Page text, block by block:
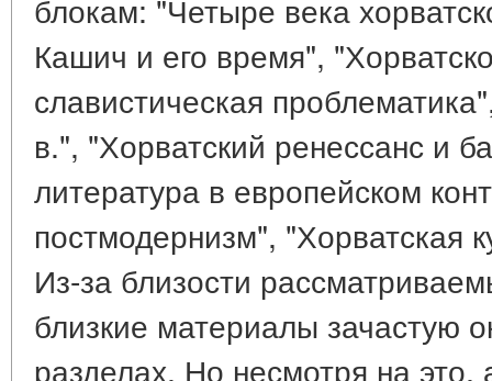
блокам: "Четыре века
Кашич и его время",
славистическая
в.", "Хорватский ренессанс и
литература в европейском
постмодернизм", "Хорватская
Из-за близости
близкие материалы зачастую
разделах. Но несмотря на